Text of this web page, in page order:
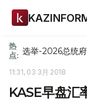
热
点: 选举-2026总统府
11:31, 03 3月 2018
KASE早盘汇